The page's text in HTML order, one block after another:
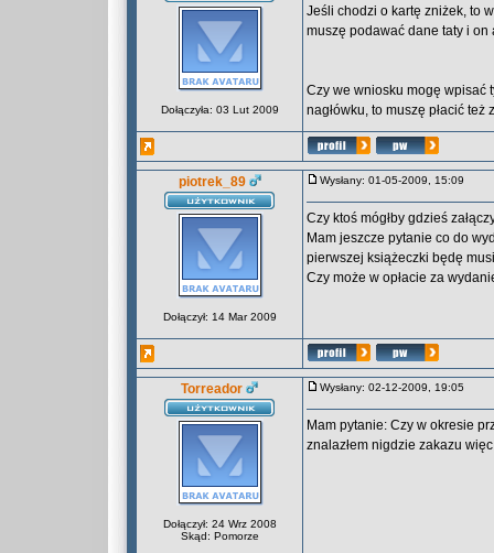
Dołączyła: 03 Lut 2009
Jeśli chodzi o kartę zniżek, to
muszę podawać dane taty i on
Czy we wniosku mogę wpisać
nagłówku, to muszę płacić też
piotrek_89
Dołączył: 14 Mar 2009
Wysłany: 01-05-2009, 15:09
Czy ktoś mógłby gdzieś
Mam jeszcze pytanie co do
pierwszej książeczki będę
Czy może w opłacie za
Torreador
Dołączył: 24 Wrz 2008
Skąd: Pomorze
Wysłany: 02-12-2009, 19:05
Mam pytanie: Czy w okresie
znalazłem nigdzie zakazu